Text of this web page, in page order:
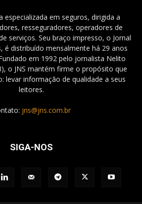
especializada em seguros, dirigida a
resseguradores, operadores de
serviços. Seu braço impresso, o Jornal
é distribuído mensalmente há 29 anos
em 1992 pelo jornalista Nelito
o JNS mantém firme o propósito que
levar informação de qualidade a seus
leitores.
jns@jns.com.br
SIGA-NOS